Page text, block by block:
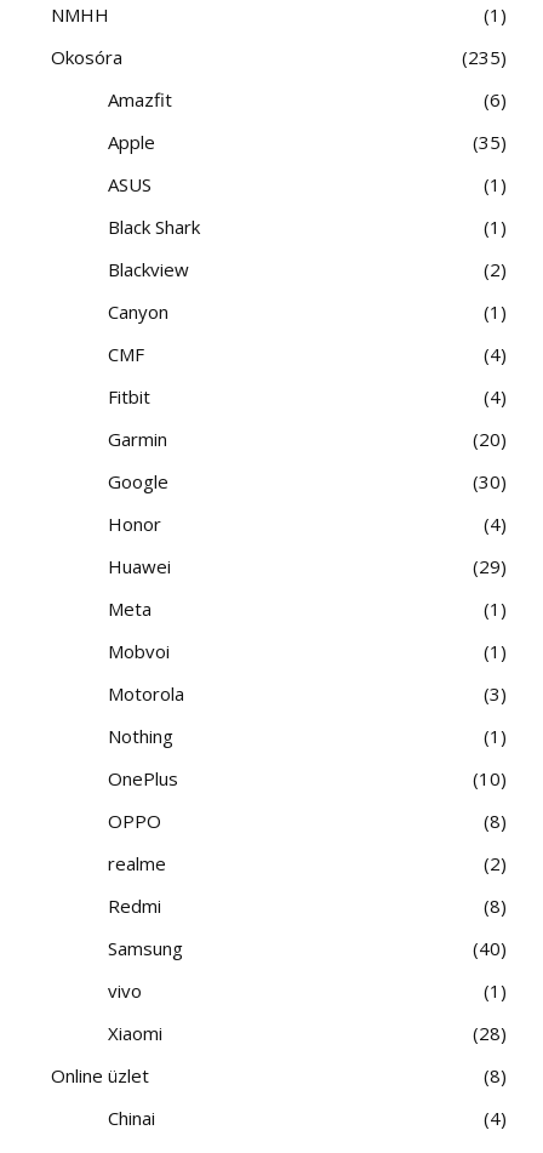
NMHH
1
Okosóra
235
Amazfit
6
Apple
35
ASUS
1
Black Shark
1
Blackview
2
Canyon
1
CMF
4
Fitbit
4
Garmin
20
Google
30
Honor
4
Huawei
29
Meta
1
Mobvoi
1
Motorola
3
Nothing
1
OnePlus
10
OPPO
8
realme
2
Redmi
8
Samsung
40
vivo
1
Xiaomi
28
Online üzlet
8
Chinai
4